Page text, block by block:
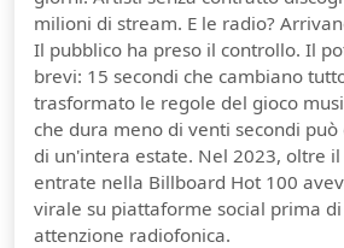
milioni di stream. E le radio?
Il pubblico ha preso il controllo. Il
brevi: 15 secondi che cambiano
trasformato le regole del gioco
che dura meno di venti secondi
di un'intera estate. Nel 2023, oltre
entrate nella Billboard Hot 100
virale su piattaforme social prima
attenzione radiofonica.